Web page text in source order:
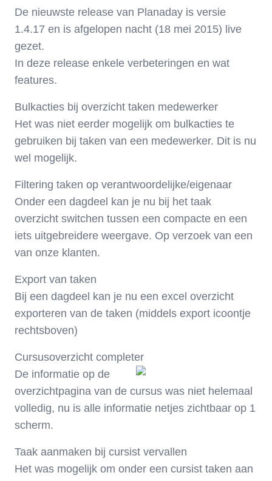
De nieuwste release van Planaday is versie
1.4.17 en is afgelopen nacht (18 mei 2015) live
gezet.
In deze release enkele verbeteringen en wat
features.
Bulkacties bij overzicht taken medewerker
Het was niet eerder mogelijk om bulkacties te
gebruiken bij taken van een medewerker. Dit is nu
wel mogelijk.
Filtering taken op verantwoordelijke/eigenaar
Onder een dagdeel kan je nu bij het taak
overzicht switchen tussen een compacte en een
iets uitgebreidere weergave. Op verzoek van een
van onze klanten.
Export van taken
Bij een dagdeel kan je nu een excel overzicht
exporteren van de taken (middels export icoontje
rechtsboven)
Cursusoverzicht completer
De informatie op de
overzichtpagina van de cursus was niet helemaal
volledig, nu is alle informatie netjes zichtbaar op 1
scherm.
Taak aanmaken bij cursist vervallen
Het was mogelijk om onder een cursist taken aan